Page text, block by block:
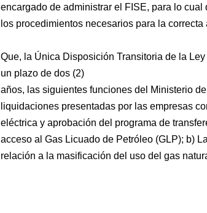
encargado de administrar el FISE, para lo
los procedimientos necesarios para la
Que, la Única Disposición Transitoria de la
un plazo de dos (2)
años, las siguientes funciones del Ministerio
liquidaciones presentadas por las empresas
eléctrica y aprobación del programa de
acceso al Gas Licuado de Petróleo (GLP); b)
relación a la masificación del uso del gas